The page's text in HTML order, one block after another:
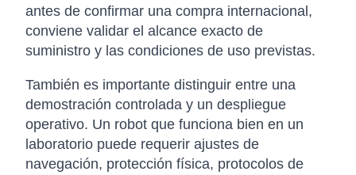
antes de confirmar una compra internacional,
conviene validar el alcance exacto de
suministro y las condiciones de uso previstas.
También es importante distinguir entre una
demostración controlada y un despliegue
operativo. Un robot que funciona bien en un
laboratorio puede requerir ajustes de
navegación, protección física, protocolos de